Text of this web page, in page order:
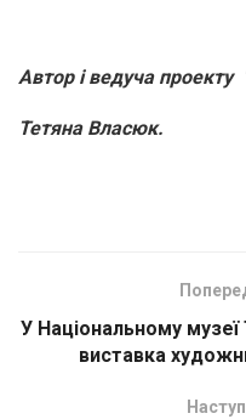
Автор і ведуча проекту
Тетяна Власюк.
У Національному
виставка